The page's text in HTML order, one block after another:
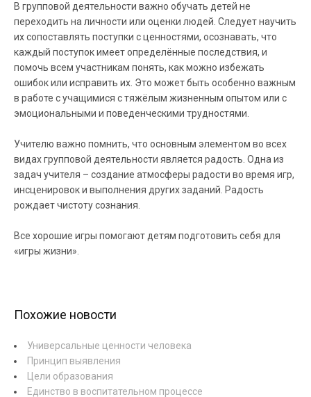
В групповой деятельности важно обучать детей не
переходить на личности или оценки людей. Следует научить
их сопоставлять поступки с ценностями, осознавать, что
каждый поступок имеет определённые последствия, и
помочь всем участникам понять, как можно избежать
ошибок или исправить их. Это может быть особенно важным
в работе с учащимися с тяжёлым жизненным опытом или с
эмоциональными и поведенческими трудностями.
Учителю важно помнить, что основным элементом во всех
видах групповой деятельности является радость. Одна из
задач учителя – создание атмосферы радости во время игр,
инсценировок и выполнения других заданий. Радость
рождает чистоту сознания.
Все хорошие игры помогают детям подготовить себя для
«игры жизни».
Похожие новости
Универсальные ценности человека
Принцип выявления
Цели образования
Единство в воспитательном процессе